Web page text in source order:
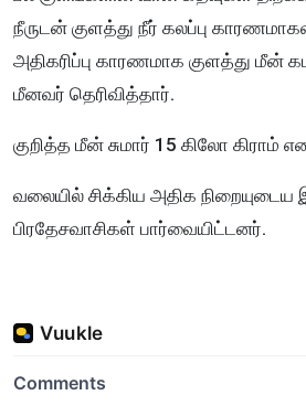
நீருடன் குளத்து நீர் கலப்பு
அதிகரிப்பு காரணமாக குளத்து மீன்
மீனவர் தெரிவித்தார்.
குறித்த மீன் சுமார் 15 கிலோ
வலையில் சிக்கிய அதிக
பிரதேசவாசிகள் பார்வையிட்டனர்.